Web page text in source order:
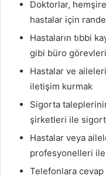
Doktorlar,
hastalar için
Hastaların tıbbi
gibi büro
Hastalar ve
iletişim kurmak
Sigorta
şirketleri ile
Hastalar veya
profesyonelleri ile
Telefonlara cevap